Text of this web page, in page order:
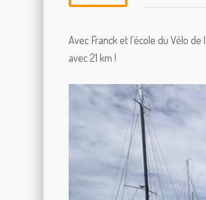
Avec Franck et l’école du Vélo
avec 21 km !